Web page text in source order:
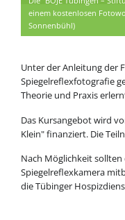
einem kostenlosen
Sonnenbühl)
Unter der Anleitung der
Spiegelreflexfotografie
Theorie und Praxis
Das Kursangebot wird
Klein" finanziert. Die
Nach Möglichkeit
Spiegelreflexkamera
die Tübinger